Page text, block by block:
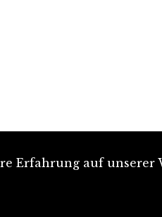
Erfahrung auf unserer